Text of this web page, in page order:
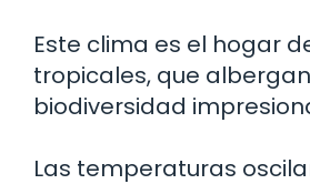
Este clima es el hogar
tropicales, que
biodiversidad
Las temperaturas